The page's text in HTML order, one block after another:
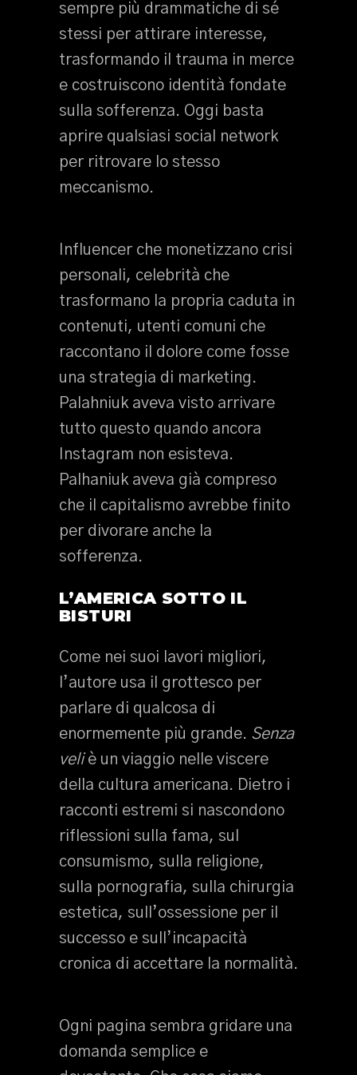
sempre più drammatiche di sé
stessi per attirare interesse,
trasformando il trauma in merce
e costruiscono identità fondate
sulla sofferenza. Oggi basta
aprire qualsiasi social network
per ritrovare lo stesso
meccanismo.
Influencer che monetizzano crisi
personali, celebrità che
trasformano la propria caduta in
contenuti, utenti comuni che
raccontano il dolore come fosse
una strategia di marketing.
Palahniuk aveva visto arrivare
tutto questo quando ancora
Instagram non esisteva.
Palhaniuk aveva già compreso
che il capitalismo avrebbe finito
per divorare anche la
sofferenza.
L’AMERICA SOTTO IL
BISTURI
Come nei suoi lavori migliori,
l’autore usa il grottesco per
parlare di qualcosa di
enormemente più grande. Senza
veliè un viaggio nelle viscere
della cultura americana. Dietro i
racconti estremi si nascondono
riflessioni sulla fama, sul
consumismo, sulla religione,
sulla pornografia, sulla chirurgia
estetica, sull’ossessione per il
successo e sull’incapacità
cronica di accettare la normalità.
Ogni pagina sembra gridare una
domanda semplice e